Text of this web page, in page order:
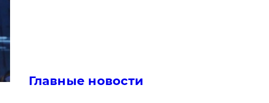
Главные новости